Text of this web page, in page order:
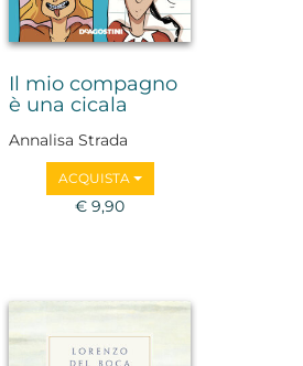
Il mio compagno
è una cicala
Annalisa Strada
ACQUISTA
€ 9,90